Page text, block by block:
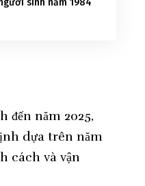
sinh năm 1984
đến năm 2025,
dựa trên năm
cách và vận